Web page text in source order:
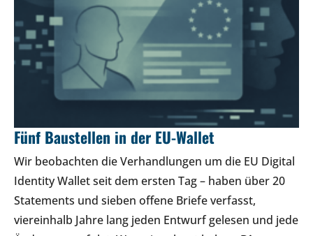
Fünf Baustellen in der EU-Wallet
Wir beobachten die Verhandlungen um die EU Digital
Identity Wallet seit dem ersten Tag – haben über 20
Statements und sieben offene Briefe verfasst,
viereinhalb Jahre lang jeden Entwurf gelesen und jede